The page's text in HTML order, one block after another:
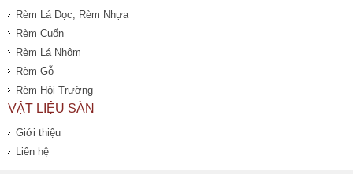
Rèm Lá Dọc, Rèm Nhựa
Rèm Cuốn
Rèm Lá Nhôm
Rèm Gỗ
Rèm Hội Trường
VẬT LIỆU SÀN
Giới thiệu
Liên hệ